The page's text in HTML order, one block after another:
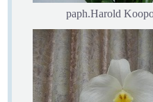
paph.Harold